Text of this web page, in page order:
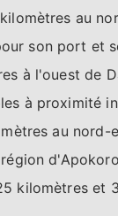
au
son port et
à l'ouest de
à proximité
au nord-
kilomètres et